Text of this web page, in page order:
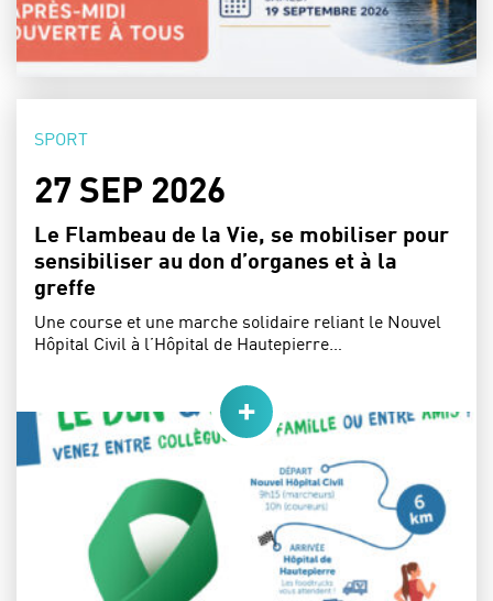
CATÉGORIE :
SPORT
DATE :
27 SEP 2026
Le Flambeau de la Vie, se mobiliser pour
sensibiliser au don d’organes et à la
greffe
Une course et une marche solidaire reliant le Nouvel
Hôpital Civil à l’Hôpital de Hautepierre…